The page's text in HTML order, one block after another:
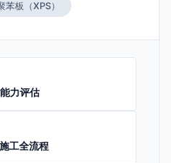
苯板（XPS）
力评估
工全流程